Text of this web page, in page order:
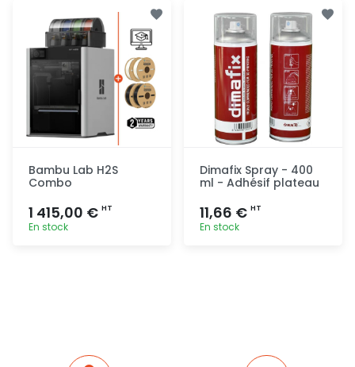
rapide
rapide
Bambu Lab H2S
Combo
1 415,00 € HT
En stock
Dimafix Spray - 400
ml - Adhésif plateau
11,66 € HT
En stock